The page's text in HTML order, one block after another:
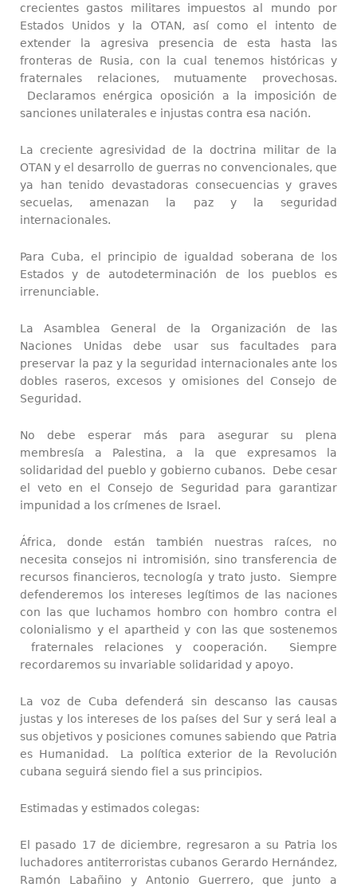
crecientes gastos militares impuestos al mundo por
Estados Unidos y la OTAN, así como el intento de
extender la agresiva presencia de esta hasta las
fronteras de Rusia, con la cual tenemos históricas y
fraternales relaciones, mutuamente provechosas.
Declaramos enérgica oposición a la imposición de
sanciones unilaterales e injustas contra esa nación.
La creciente agresividad de la doctrina militar de la
OTAN y el desarrollo de guerras no convencionales, que
ya han tenido devastadoras consecuencias y graves
secuelas, amenazan la paz y la seguridad
internacionales.
Para Cuba, el principio de igualdad soberana de los
Estados y de autodeterminación de los pueblos es
irrenunciable.
La Asamblea General de la Organización de las
Naciones Unidas debe usar sus facultades para
preservar la paz y la seguridad internacionales ante los
dobles raseros, excesos y omisiones del Consejo de
Seguridad.
No debe esperar más para asegurar su plena
membresía a Palestina, a la que expresamos la
solidaridad del pueblo y gobierno cubanos. Debe cesar
el veto en el Consejo de Seguridad para garantizar
impunidad a los crímenes de Israel.
África, donde están también nuestras raíces, no
necesita consejos ni intromisión, sino transferencia de
recursos financieros, tecnología y trato justo. Siempre
defenderemos los intereses legítimos de las naciones
con las que luchamos hombro con hombro contra el
colonialismo y el apartheid y con las que sostenemos
fraternales relaciones y cooperación. Siempre
recordaremos su invariable solidaridad y apoyo.
La voz de Cuba defenderá sin descanso las causas
justas y los intereses de los países del Sur y será leal a
sus objetivos y posiciones comunes sabiendo que Patria
es Humanidad. La política exterior de la Revolución
cubana seguirá siendo fiel a sus principios.
Estimadas y estimados colegas:
El pasado 17 de diciembre, regresaron a su Patria los
luchadores antiterroristas cubanos Gerardo Hernández,
Ramón Labañino y Antonio Guerrero, que junto a